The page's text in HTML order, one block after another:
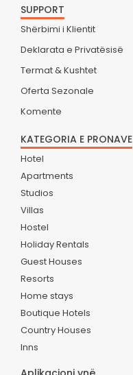
SUPPORT
Shërbimi i Klientit
Deklarata e Privatësisë
Termat & Kushtet
Oferta Sezonale
Komente
KATEGORIA E PRONAVE
Hotel
Apartments
Studios
Villas
Hostel
Holiday Rentals
Guest Houses
Resorts
Home stays
Boutique Hotels
Country Houses
Inns